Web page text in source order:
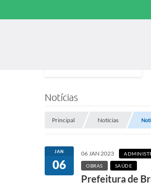
Notícias
Principal Notícias
JAN
06
06 JAN 2023
OBRAS SAÚDE
Prefeitura de